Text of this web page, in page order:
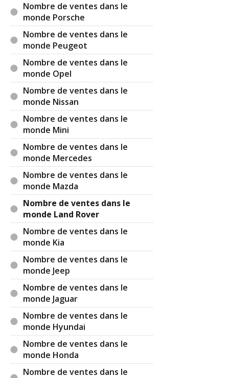
Nombre de ventes dans le
monde Porsche
Nombre de ventes dans le
monde Peugeot
Nombre de ventes dans le
monde Opel
Nombre de ventes dans le
monde Nissan
Nombre de ventes dans le
monde Mini
Nombre de ventes dans le
monde Mercedes
Nombre de ventes dans le
monde Mazda
Nombre de ventes dans le
monde Land Rover
Nombre de ventes dans le
monde Kia
Nombre de ventes dans le
monde Jeep
Nombre de ventes dans le
monde Jaguar
Nombre de ventes dans le
monde Hyundai
Nombre de ventes dans le
monde Honda
Nombre de ventes dans le